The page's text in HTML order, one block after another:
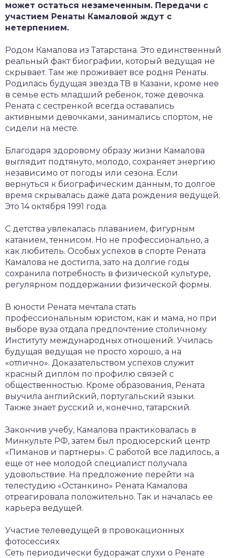
может остаться незамеченным. Передачи с
участием Ренаты Камаловой ждут с
нетерпением.
Родом Камалова из Татарстана. Это единственный
реальный факт биографии, который ведущая не
скрывает. Там же проживает все родня Ренаты.
Родилась будущая звезда ТВ в Казани, кроме нее
в семье есть младший ребенок, тоже девочка.
Рената с сестренкой всегда оставались
активными девочками, занимались спортом, не
сидели на месте.
Благодаря здоровому образу жизни Камалова
выглядит подтянуто, молодо, сохраняет энергию
независимо от погоды или сезона. Если
вернуться к биографическим данным, то долгое
время скрывалась даже дата рождения ведущей.
Это 14 октября 1991 года.
С детства увлекалась плаванием, фигурным
катанием, теннисом. Но не профессионально, а
как любитель. Особых успехов в спорте Рената
Камалова не достигла, зато на долгие годы
сохранила потребность в физической культуре,
регулярном поддержании физической формы.
В юности Рената мечтала стать
профессиональным юристом, как и мама, но при
выборе вуза отдала предпочтение столичному
Институту международных отношений. Училась
будущая ведущая не просто хорошо, а на
«отлично». Доказательством успехов служит
красный диплом по профилю связей с
общественностью. Кроме образования, Рената
выучила английский, португальский языки.
Также знает русский и, конечно, татарский.
Закончив учебу, Камалова практиковалась в
Минкульте РФ, затем был продюсерский центр
«Пиманов и партнеры». С работой все ладилось, а
еще от нее молодой специалист получала
удовольствие. На предложение перейти на
телестудию «Останкино» Рената Камалова
отреагировала положительно. Так и началась ее
карьера ведущей.
Участие телеведущей в провокационных
фотосессиях
Сеть периодически будоражат слухи о Ренате